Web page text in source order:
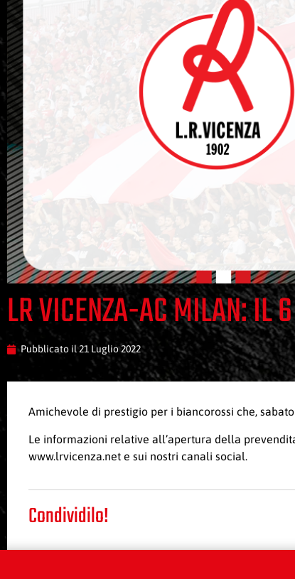
LR VICENZA-AC MILAN: IL
Pubblicato il21 Luglio 2022
Amichevole di prestigio per i biancorossi che,
Le informazioni relative all’apertura della
www.lrvicenza.net e sui nostri canali social.
Condividilo!